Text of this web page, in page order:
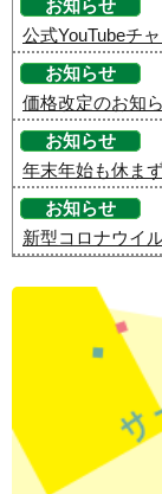
お知らせ
公式YouTubeチ
お知らせ
価格改定のお知
お知らせ
年末年始も休ま
お知らせ
新型コロナウイ